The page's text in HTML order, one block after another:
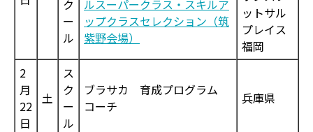
ク
ー
ル
ルスーパークラス・スキルア
ップクラスセレクション（筑
紫野会場）
ットサル
プレイス
福岡
2
月
22
日
土
ス
ク
ー
ル
ブラサカ 育成プログラム
コーチ
兵庫県